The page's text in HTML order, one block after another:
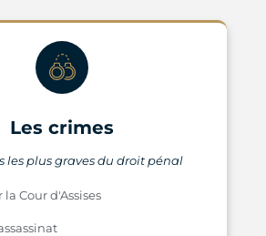
Les crimes
les plus graves du droit pénal
la Cour d'Assises